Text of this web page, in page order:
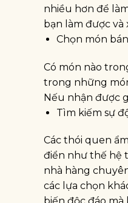
nhiều hơn để
bạn làm được
Chọn món
Có món nào
trong những
Nếu nhận được
Tìm kiếm sự
Các thói quen
điển như thế hệ
nhà hàng
các lựa chọn